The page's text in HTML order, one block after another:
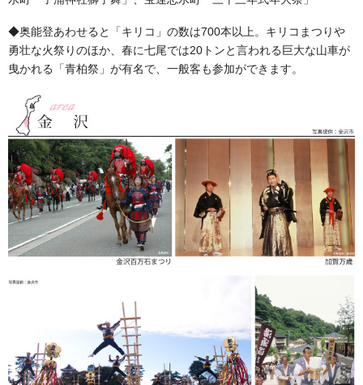
◆奥能登あわせると「キリコ」の数は700本以上。キリコまつりや
勇壮な火祭りのほか、春に七尾では20トンと言われる巨大な山車が
曳かれる「青柏祭」が有名で、一般客も参加ができます。